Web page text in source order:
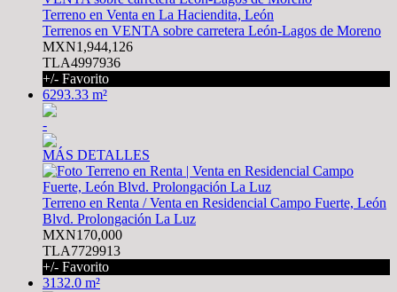
Terreno en Venta en La Haciendita, León
Terrenos en VENTA sobre carretera León-Lagos de Moreno
MXN1,944,126
TLA4997936
+/- Favorito
6293.33 m²
-
MÁS DETALLES
Terreno en Renta / Venta en Residencial Campo Fuerte, León
Blvd. Prolongación La Luz
MXN170,000
TLA7729913
+/- Favorito
3132.0 m²